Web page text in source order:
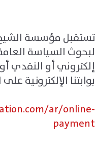
تستقبل مؤسسة
لبحوث السياسة
إلكتروني أو النقدي
بوابتنا الإلكترونية
ar/online-
payment